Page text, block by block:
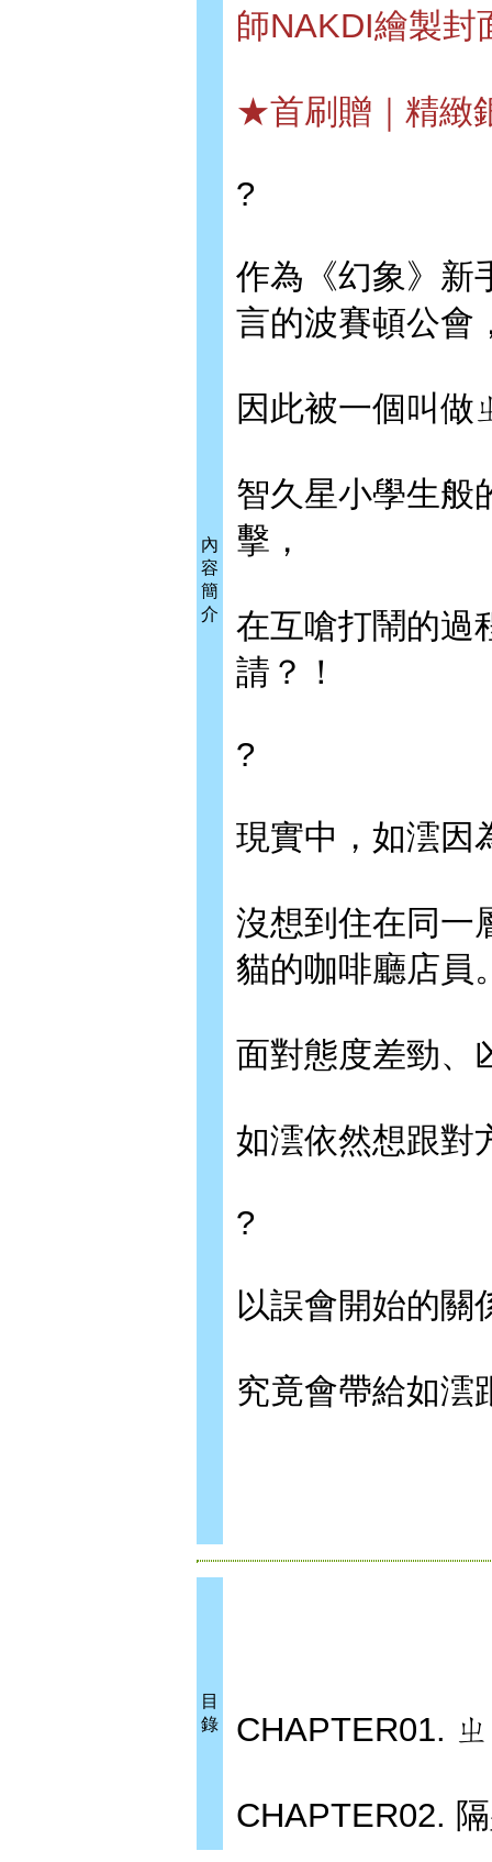
內
容
簡
介
師NAKDI繪製封
★首刷贈｜精緻
?
作為《幻象》新
言的波賽頓公會
因此被一個叫做
智久星小學生般
擊，
在互嗆打鬧的過
請？！
?
現實中，如澐因
沒想到住在同一
貓的咖啡廳店員
面對態度差勁、
如澐依然想跟對
?
以誤會開始的關
究竟會帶給如澐
目
錄
CHAPTER01.
CHAPTER02.